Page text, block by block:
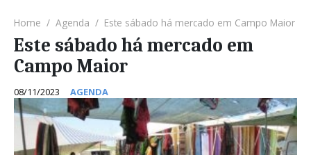
Home Agenda Este sábado há mercado em Campo Maior
Este sábado há mercado em
Campo Maior
08/11/2023 AGENDA